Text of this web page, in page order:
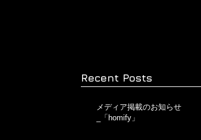
Recent Posts
メディア掲載のお知らせ
_「homify」